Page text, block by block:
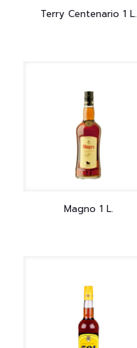
Terry Centenario 1 L.
Magno 1 L.